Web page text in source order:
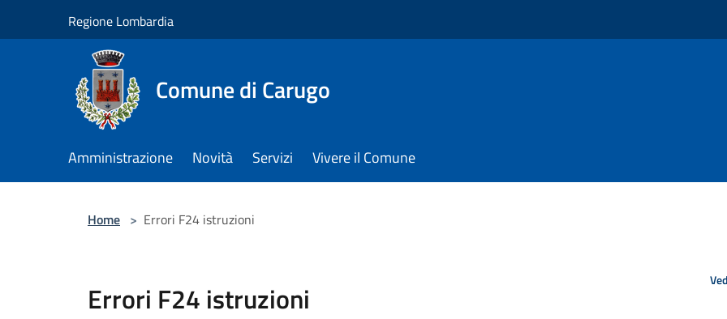
Regione Lombardia
Comune di Carugo
Amministrazione Novità Servizi Vivere il Comune
Home > Errori F24 istruzioni
Errori F24 istruzioni